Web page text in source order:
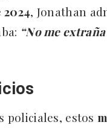
, Jonathan
“No me
policiales, estos